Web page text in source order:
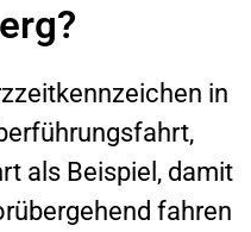
in
als Beispiel, damit
fahren